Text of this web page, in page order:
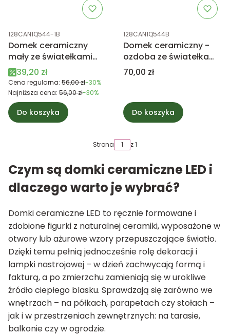
Kod produktu
128CAN1Q544-1B
Domek ceramiczny
mały ze światełkami
LEDCena promocyjna
39,20 zł
Cena regularna: 56,00 zł-30%
Najniższa cena: 56,00 zł-30%
Do koszyka
Kod produktu
128CAN1Q544B
Domek ceramiczny -
ozdoba ze światełkami
LED
Cena
70,00 zł
Do koszyka
Strona z 1
Czym są domki ceramiczne LED i
dlaczego warto je wybrać?
Domki ceramiczne LED to ręcznie formowane i
zdobione figurki z naturalnej ceramiki, wyposażone w
otwory lub ażurowe wzory przepuszczające światło.
Dzięki temu pełnią jednocześnie rolę dekoracji i
lampki nastrojowej – w dzień zachwycają formą i
fakturą, a po zmierzchu zamieniają się w urokliwe
źródło ciepłego blasku. Sprawdzają się zarówno we
wnętrzach – na półkach, parapetach czy stołach –
jak i w przestrzeniach zewnętrznych: na tarasie,
balkonie czy w ogrodzie.